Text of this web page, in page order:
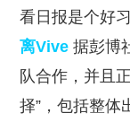
看日报是个好
离Vive 据彭博
队合作，并且
择”，包括整体